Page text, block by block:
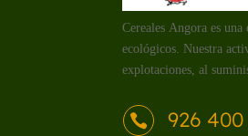
Cereales Angora es
ecológicos. Nuestra
explotaciones, al
 926 400